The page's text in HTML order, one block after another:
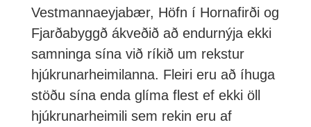
Vestmannaeyjabær, Höfn í Hornafirði og
Fjarðabyggð ákveðið að endurnýja ekki
samninga sína við ríkið um rekstur
hjúkrunarheimilanna. Fleiri eru að íhuga
stöðu sína enda glíma flest ef ekki öll
hjúkrunarheimili sem rekin eru af